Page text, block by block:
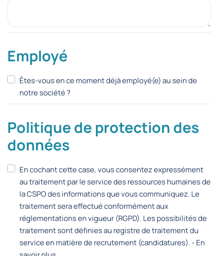
Employé
Êtes-vous en ce moment déjà employé(e) au sein de
notre société ?
Politique de protection des
données
En cochant cette case, vous consentez expressément
au traitement par le service des ressources humaines de
la CSPO des informations que vous communiquez. Le
traitement sera effectué conformément aux
réglementations en vigueur (RGPD). Les possibilités de
traitement sont définies au registre de traitement du
service en matière de recrutement (candidatures). -En